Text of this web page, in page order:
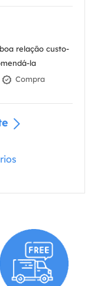
relação custo-
la
Compra